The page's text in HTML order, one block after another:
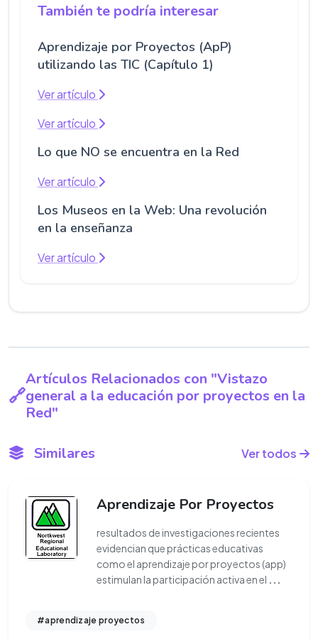
También te podría interesar
Aprendizaje por Proyectos (ApP)
utilizando las TIC (Capítulo 1)
Ver artículo
Ver artículo
Lo que NO se encuentra en la Red
Ver artículo
Los Museos en la Web: Una revolución
en la enseñanza
Ver artículo
Artículos Relacionados con "Vistazo
general a la educación por proyectos en la
Red"
Similares Ver todos
Aprendizaje Por Proyectos
resultados de investigaciones recientes
evidencian que prácticas educativas
como el aprendizaje por proyectos (app)
estimulan la participación activa en el ...
#aprendizaje proyectos